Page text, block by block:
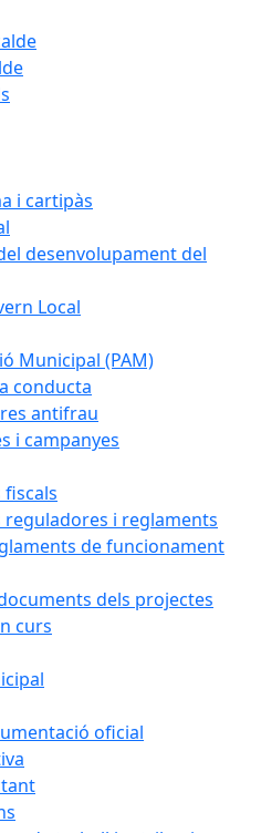
i cartipàs
desenvolupament del
Local
Municipal (PAM)
conducta
antifrau
i campanyes
fiscals
reguladores i reglaments
de funcionament
dels projectes
curs
oficial